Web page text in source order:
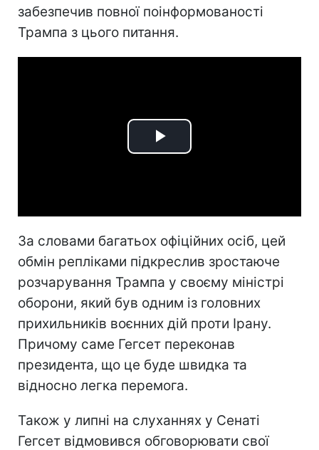
забезпечив повної поінформованості
Трампа з цього питання.
Play
За словами багатьох офіційних осіб, цей
обмін репліками підкреслив зростаюче
розчарування Трампа у своєму міністрі
оборони, який був одним із головних
прихильників воєнних дій проти Ірану.
Причому саме Гегсет переконав
президента, що це буде швидка та
відносно легка перемога.
Також у липні на слуханнях у Сенаті
Гегсет відмовився обговорювати свої